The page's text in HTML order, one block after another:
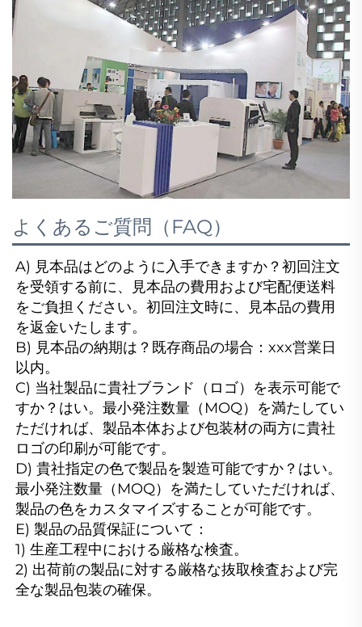
よくあるご質問（FAQ）
A) 見本品はどのように入手できますか？初回注文
を受領する前に、見本品の費用および宅配便送料
をご負担ください。初回注文時に、見本品の費用
を返金いたします。
B) 見本品の納期は？既存商品の場合：xxx営業日
以内。
C) 当社製品に貴社ブランド（ロゴ）を表示可能で
すか？はい。最小発注数量（MOQ）を満たしてい
ただければ、製品本体および包装材の両方に貴社
ロゴの印刷が可能です。
D) 貴社指定の色で製品を製造可能ですか？はい。
最小発注数量（MOQ）を満たしていただければ、
製品の色をカスタマイズすることが可能です。
E) 製品の品質保証について：
1) 生産工程中における厳格な検査。
2) 出荷前の製品に対する厳格な抜取検査および完
全な製品包装の確保。